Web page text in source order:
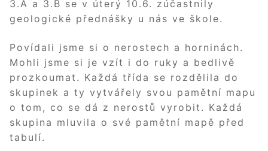
3.A a 3.B se v úterý 10.6. zúčastnily
geologické přednášky u nás ve škole.
Povídali jsme si o nerostech a horninách.
Mohli jsme si je vzít i do ruky a bedlivě
prozkoumat. Každá třída se rozdělila do
skupinek a ty vytvářely svou pamětní mapu
o tom, co se dá z nerostů vyrobit. Každá
skupina mluvila o své pamětní mapě před
tabulí.